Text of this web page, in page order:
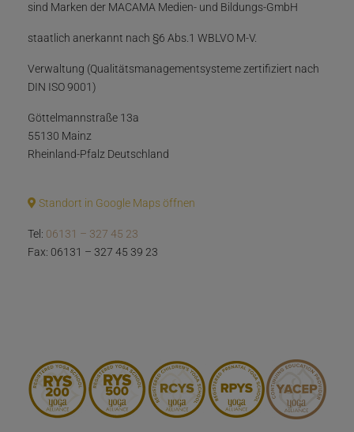
sind Marken der MACAMA Medien- und Bildungs-GmbH
staatlich anerkannt nach §6 Abs.1 WBLVO M-V.
Verwaltung (Qualitätsmanagementsysteme zertifiziert nach
DIN ISO 9001)
Göttelmannstraße 13a
55130 Mainz
Rheinland-Pfalz Deutschland
Standort in Google Maps öffnen
Tel: 06131 – 327 45 23
Fax: 06131 – 327 45 39 23